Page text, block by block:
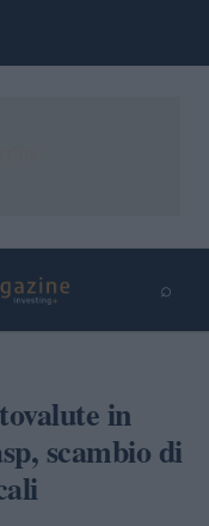
⌕
in
scambio di